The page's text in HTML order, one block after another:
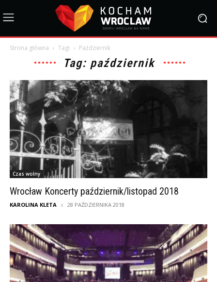
Strona główna Tagi Październik
Tag: październik
Czas wolny
Wrocław Koncerty październik/listopad 2018
KAROLINA KLETA 28 PAŹDZIERNIKA 2018